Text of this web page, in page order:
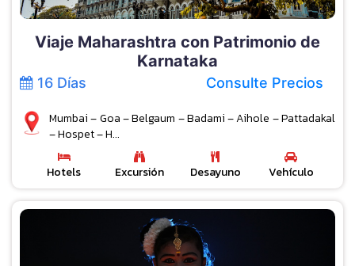
Viaje Maharashtra con Patrimonio de
Karnataka
16 Días Consulte Precios
Mumbai – Goa – Belgaum – Badami – Aihole – Pattadakal
– Hospet – H...
Hotels Excursión Desayuno Vehículo